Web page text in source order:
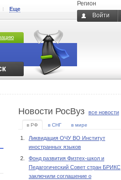
Регион
Войти
Еще
Новости РосВуз все новости
в РФ в СНГ в мире
1.
Ликвидация ОЧУ ВО Институт
иностранных языков
2.
Фонд развития Физтех-школ и
Педагогический Совет стран БРИКС
заключили соглашение о